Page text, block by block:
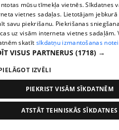
pirms 2 nedēļām, 6 dienām
Kaspars Kambala liek
cik ļoti viņu mīl
mūsu tīmekļa vietnēs. Sīkdatnes
vietnes sadaļas. Lietotājam
savu piekrišanu. Piekrišanas
uz visām interneta vietnes
skatīt sīkdatņu izmantošanas
VISUS PARTNERUS (1718) →
IZVĒLI
PIEKRIST VISĀM SĪKDATNĒM
ATSTĀT TEHNISKĀS SĪKDATNES